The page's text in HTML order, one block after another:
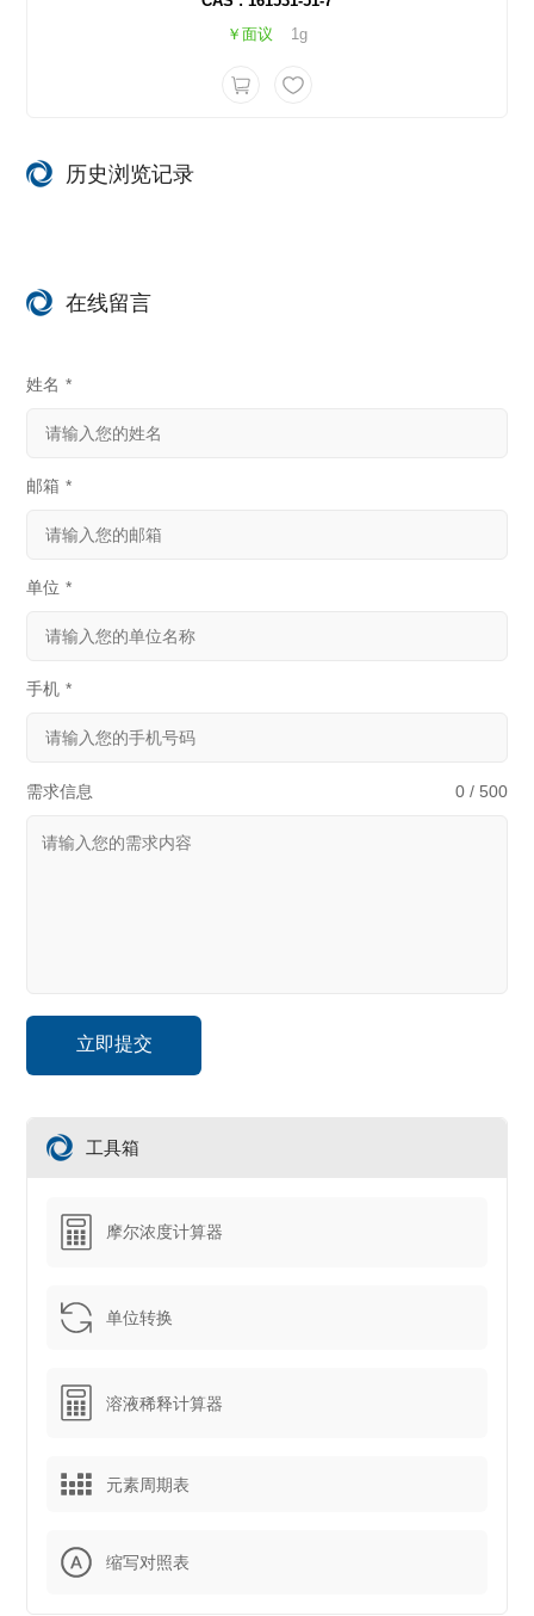
￥面议
1g
历史浏览记录
在线留言
姓名 *
邮箱 *
单位 *
手机 *
需求信息 0 / 500
工具箱
摩尔浓度计算器
单位转换
溶液稀释计算器
元素周期表
缩写对照表